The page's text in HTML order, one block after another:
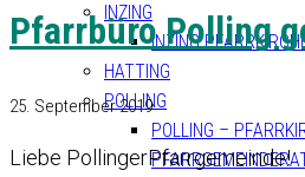
INZING
INZING
HATTING
POLLING
POLLING –
Pfarrbüro Polling
25. September 2019
Liebe PollingerPfarrgemeinde!